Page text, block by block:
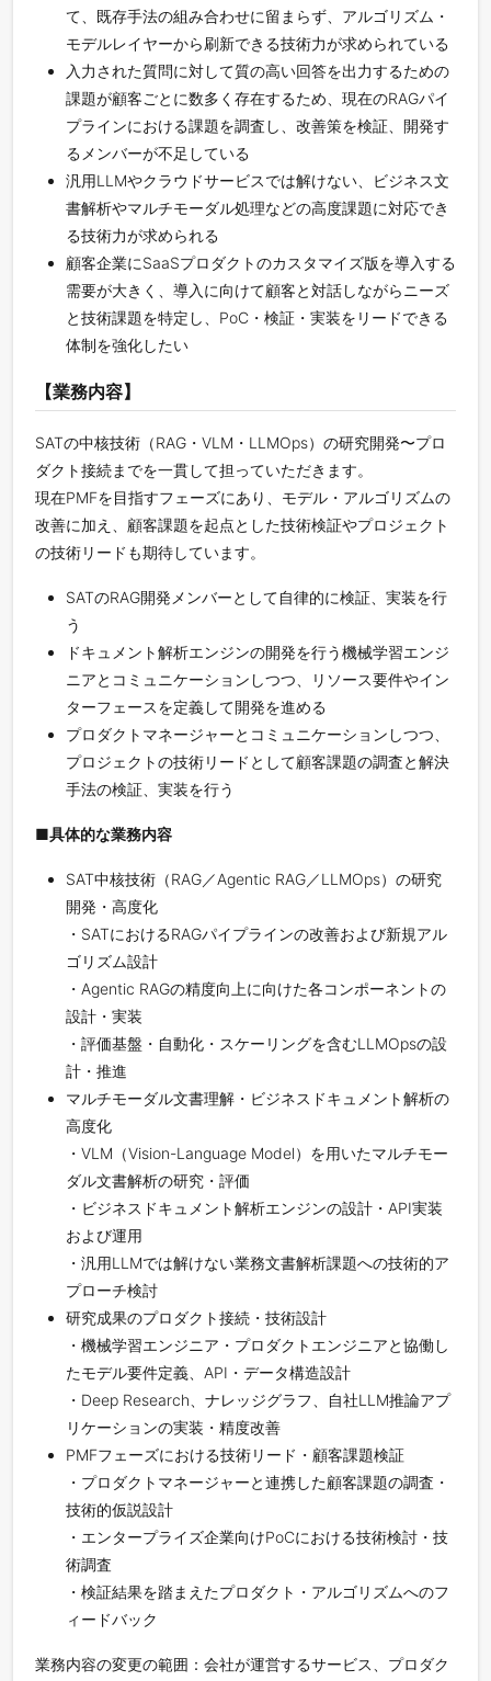
て、既存手法の組み合わせに留まらず、アルゴリズム・
モデルレイヤーから刷新できる技術力が求められている
入力された質問に対して質の高い回答を出力するための
課題が顧客ごとに数多く存在するため、現在のRAGパイ
プラインにおける課題を調査し、改善策を検証、開発す
るメンバーが不足している
汎用LLMやクラウドサービスでは解けない、ビジネス文
書解析やマルチモーダル処理などの高度課題に対応でき
る技術力が求められる
顧客企業にSaaSプロダクトのカスタマイズ版を導入する
需要が大きく、導入に向けて顧客と対話しながらニーズ
と技術課題を特定し、PoC・検証・実装をリードできる
体制を強化したい
【業務内容】
SATの中核技術（RAG・VLM・LLMOps）の研究開発〜プロ
ダクト接続までを一貫して担っていただきます。
現在PMFを目指すフェーズにあり、モデル・アルゴリズムの
改善に加え、顧客課題を起点とした技術検証やプロジェクト
の技術リードも期待しています。
SATのRAG開発メンバーとして自律的に検証、実装を行
う
ドキュメント解析エンジンの開発を行う機械学習エンジ
ニアとコミュニケーションしつつ、リソース要件やイン
ターフェースを定義して開発を進める
プロダクトマネージャーとコミュニケーションしつつ、
プロジェクトの技術リードとして顧客課題の調査と解決
手法の検証、実装を行う
■具体的な業務内容
SAT中核技術（RAG／Agentic RAG／LLMOps）の研究
開発・高度化
・SATにおけるRAGパイプラインの改善および新規アル
ゴリズム設計
・Agentic RAGの精度向上に向けた各コンポーネントの
設計・実装
・評価基盤・自動化・スケーリングを含むLLMOpsの設
計・推進
マルチモーダル文書理解・ビジネスドキュメント解析の
高度化
・VLM（Vision-Language Model）を用いたマルチモー
ダル文書解析の研究・評価
・ビジネスドキュメント解析エンジンの設計・API実装
および運用
・汎用LLMでは解けない業務文書解析課題への技術的ア
プローチ検討
研究成果のプロダクト接続・技術設計
・機械学習エンジニア・プロダクトエンジニアと協働し
たモデル要件定義、API・データ構造設計
・Deep Research、ナレッジグラフ、自社LLM推論アプ
リケーションの実装・精度改善
PMFフェーズにおける技術リード・顧客課題検証
・プロダクトマネージャーと連携した顧客課題の調査・
技術的仮説設計
・エンタープライズ企業向けPoCにおける技術検討・技
術調査
・検証結果を踏まえたプロダクト・アルゴリズムへのフ
ィードバック
業務内容の変更の範囲：会社が運営するサービス、プロダク